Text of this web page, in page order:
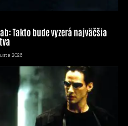
Takto bude vyzerá najväčšia
2026